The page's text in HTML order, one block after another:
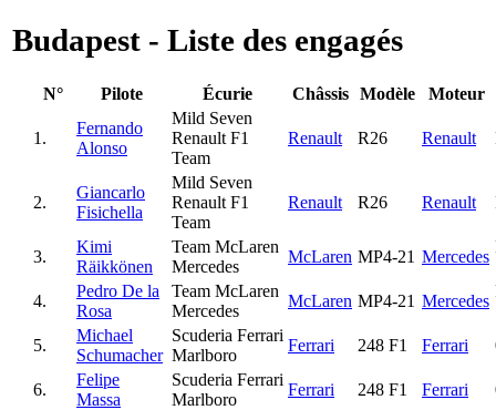
Budapest - Liste des engagés
N° Pilote Écurie Châssis Modèle Moteur
1.
Fernando
Alonso
Mild Seven
Renault F1
Team
Renault R26 Renault
2.
Giancarlo
Fisichella
Mild Seven
Renault F1
Team
Renault R26 Renault
3.
Kimi
Räikkönen
Team McLaren
Mercedes
McLaren MP4-21 Mercedes
4.
Pedro De la
Rosa
Team McLaren
Mercedes
McLaren MP4-21 Mercedes
5.
Michael
Schumacher
Scuderia Ferrari
Marlboro
Ferrari 248 F1 Ferrari
6.
Felipe
Massa
Scuderia Ferrari
Marlboro
Ferrari 248 F1 Ferrari